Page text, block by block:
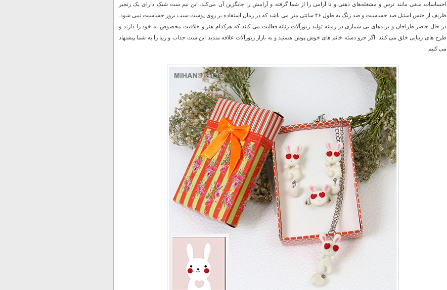
احساسات منفی مانند ترس و مشغله‌های ذهنی و نا آرامی را از شما گرفته و آرامش را جایگزین آن می‌کند. این نیم ست شیک دارای یک زنجیر
ظریف از جنس استیل ضد حساسیت و ضد زنگ به طول ۴۶ سانتی متر می باشد که در زمان استفاده بر روی پوست سبب بروز حساسیت نمی شود.
در حال حاضر طراحان و برندهای بی شماری در زمینه تولید زیورآلات زنانه فعالیت می کنند که هرکدام هنر و خلاقیت مخصوص به خود را دارند و
طرح های زیبایی خلق می کنند. اگر جزو دسته خانم های خوش پوش هستید و به بازار زیورآلات علاقه مندید این ست جذاب و زیبا را به شما پیشنهاد
می کنیم .